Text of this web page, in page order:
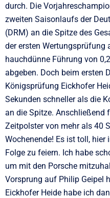
durch. Die
zweiten Saisonlaufs der
(DRM) an die Spitze des
der ersten Wertungsprüfung
hauchdünne Führung von
abgeben. Doch beim ersten
Königsprüfung Eickhofer
Sekunden schneller als die
an die Spitze. Anschließend
Zeitpolster von mehr als 40
Wochenende! Es ist toll,
Folge zu feiern. Ich habe
um mit den Porsche
Vorsprung auf Philip Geipel
Eickhofer Heide habe ich